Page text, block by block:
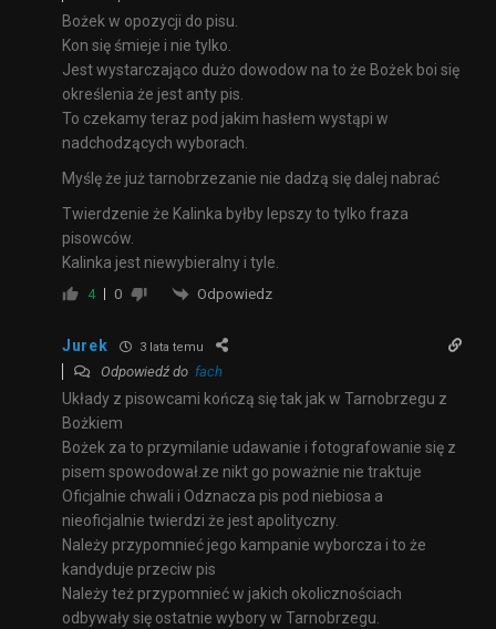
Bożek w opozycji do pisu.
Kon się śmieje i nie tylko.
Jest wystarczająco dużo dowodow na to że Bożek boi się
określenia że jest anty pis.
To czekamy teraz pod jakim hasłem wystąpi w
nadchodzących wyborach.
Myślę że już tarnobrzezanie nie dadzą się dalej nabrać
Twierdzenie że Kalinka byłby lepszy to tylko fraza
pisowców.
Kalinka jest niewybieralny i tyle.
4 0 Odpowiedz
Jurek 3 lata temu
Odpowiedź do fach
Układy z pisowcami kończą się tak jak w Tarnobrzegu z
Bożkiem
Bożek za to przymilanie udawanie i fotografowanie się z
pisem spowodował.ze nikt go poważnie nie traktuje
Oficjalnie chwali i Odznacza pis pod niebiosa a
nieoficjalnie twierdzi że jest apolityczny.
Należy przypomnieć jego kampanie wyborcza i to że
kandyduje przeciw pis
Należy też przypomnieć w jakich okolicznościach
odbywały się ostatnie wybory w Tarnobrzegu.